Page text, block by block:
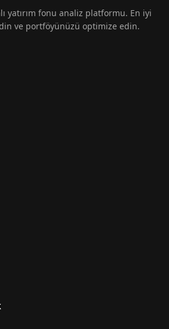
yatırım fonu analiz platformu. En iyi
ve portföyünüzü optimize edin.